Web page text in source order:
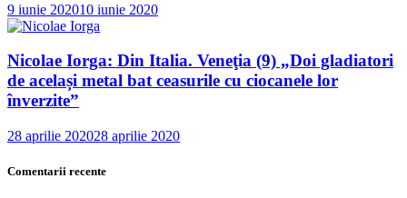
9 iunie 202010 iunie 2020
Nicolae Iorga: Din Italia. Veneţia (9) „Doi gladiatori
de același metal bat ceasurile cu ciocanele lor
înverzite”
28 aprilie 202028 aprilie 2020
Comentarii recente